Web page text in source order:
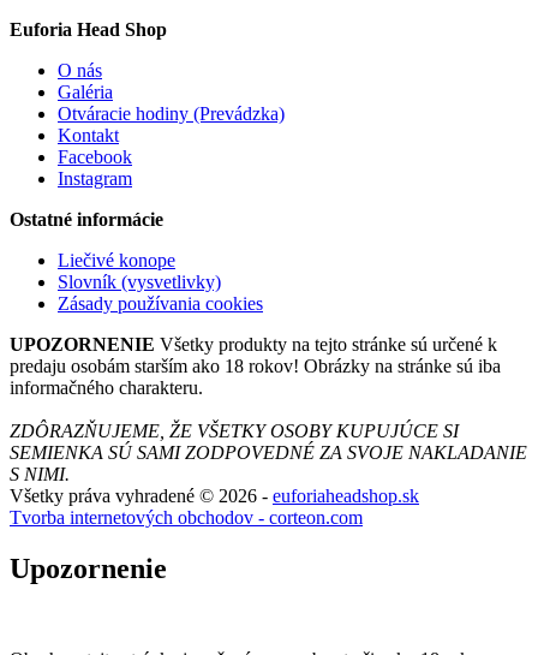
Euforia Head Shop
O nás
Galéria
Otváracie hodiny (Prevádzka)
Kontakt
Facebook
Instagram
Ostatné informácie
Liečivé konope
Slovník (vysvetlivky)
Zásady používania cookies
UPOZORNENIE Všetky produkty na tejto stránke sú určené k
predaju osobám starším ako 18 rokov! Obrázky na stránke sú iba
informačného charakteru.
ZDÔRAZŇUJEME, ŽE VŠETKY OSOBY KUPUJÚCE SI
SEMIENKA SÚ SAMI ZODPOVEDNÉ ZA SVOJE NAKLADANIE
S NIMI.
Všetky práva vyhradené © 2026 - euforiaheadshop.sk
Tvorba internetových obchodov - corteon.com
Upozornenie